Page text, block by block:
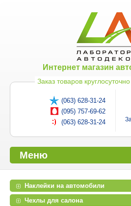
Интернет магазин
Заказ товаров
(063) 628-31-24
(095) 757-69-62
(063) 628-31-24
Меню
Наклейки на автомобили
Чехлы для салона